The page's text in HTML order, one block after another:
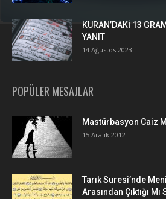
KURAN’DAKİ 13
YANIT
14 Ağustos 2023
POPÜLER MESAJLAR
Mastürbasyon Caiz
15 Aralık 2012
Tarık Suresi’nde
Arasından Çıktığı